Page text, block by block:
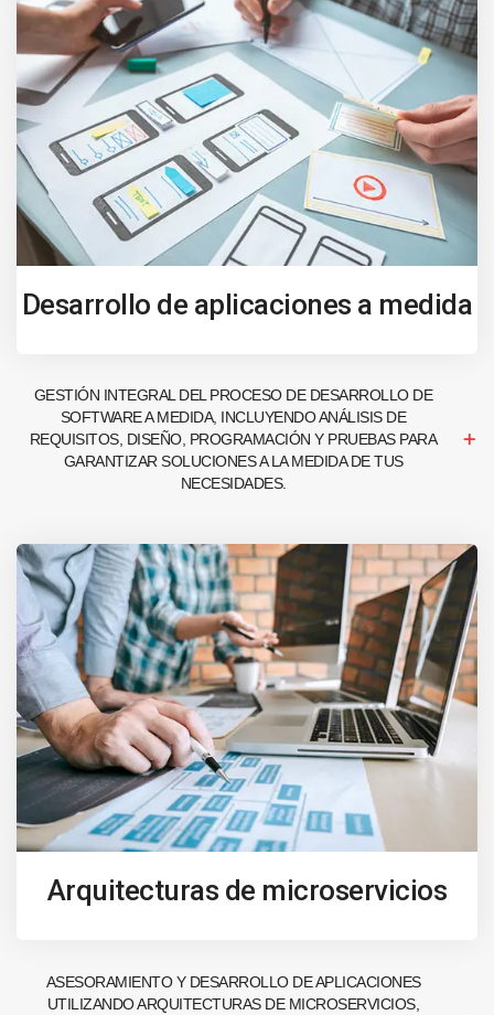
Desarrollo de aplicaciones a medida
GESTIÓN INTEGRAL DEL PROCESO DE DESARROLLO DE
SOFTWARE A MEDIDA, INCLUYENDO ANÁLISIS DE
REQUISITOS, DISEÑO, PROGRAMACIÓN Y PRUEBAS PARA
GARANTIZAR SOLUCIONES A LA MEDIDA DE TUS
NECESIDADES.
Arquitecturas de microservicios
ASESORAMIENTO Y DESARROLLO DE APLICACIONES
UTILIZANDO ARQUITECTURAS DE MICROSERVICIOS,